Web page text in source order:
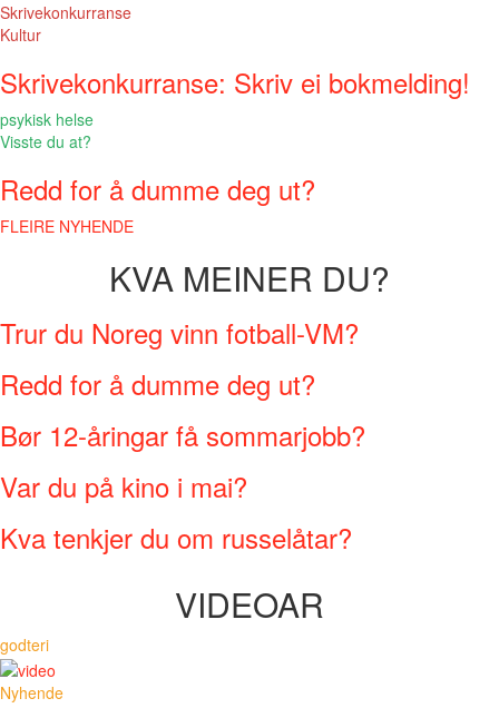
Skrivekonkurranse
Kultur
Skrivekonkurranse: Skriv ei bokmelding!
psykisk helse
Visste du at?
Redd for å dumme deg ut?
FLEIRE NYHENDE
KVA MEINER DU?
Trur du Noreg vinn fotball-VM?
Redd for å dumme deg ut?
Bør 12-åringar få sommarjobb?
Var du på kino i mai?
Kva tenkjer du om russelåtar?
VIDEOAR
godteri
Nyhende